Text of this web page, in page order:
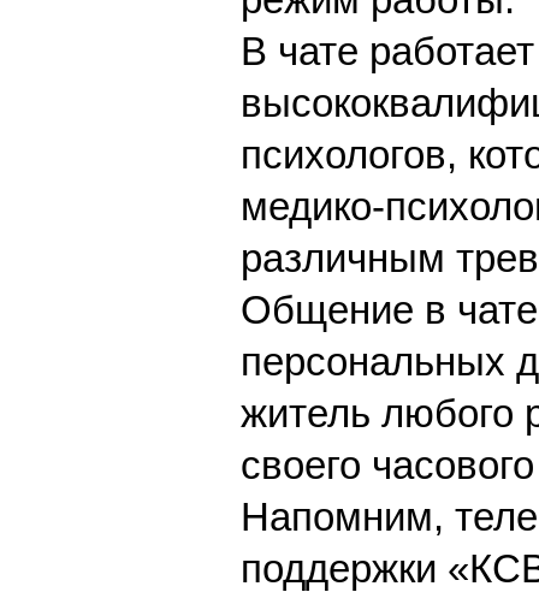
В чате
психологов,
медико-
различным
Общение в
персональных
житель любого
своего
Напомним,
поддержки